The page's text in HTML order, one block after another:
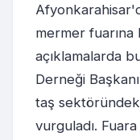
mermer fuarına
açıklamalarda
Derneği
taş
vurguladı. Fuara